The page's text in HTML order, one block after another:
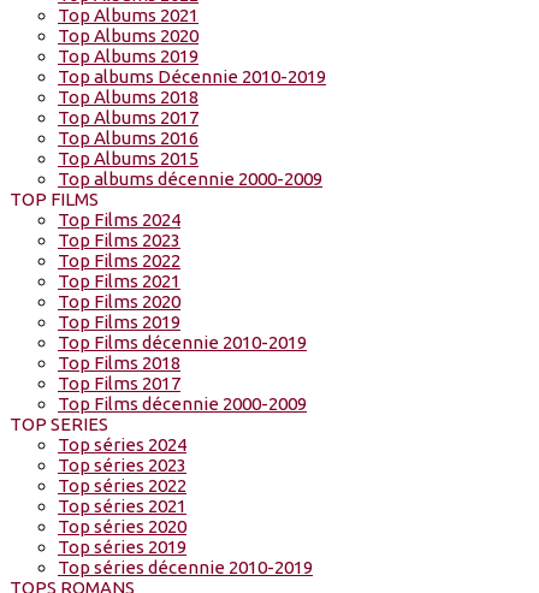
Top Albums 2021
Top Albums 2020
Top Albums 2019
Top albums Décennie 2010-2019
Top Albums 2018
Top Albums 2017
Top Albums 2016
Top Albums 2015
Top albums décennie 2000-2009
TOP FILMS
Top Films 2024
Top Films 2023
Top Films 2022
Top Films 2021
Top Films 2020
Top Films 2019
Top Films décennie 2010-2019
Top Films 2018
Top Films 2017
Top Films décennie 2000-2009
TOP SERIES
Top séries 2024
Top séries 2023
Top séries 2022
Top séries 2021
Top séries 2020
Top séries 2019
Top séries décennie 2010-2019
TOPS ROMANS